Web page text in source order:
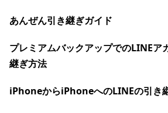
あんぜん引き継ぎガイド
プレミアムバックアップでのLINEア
継ぎ方法
iPhoneからiPhoneへのLINEの引き